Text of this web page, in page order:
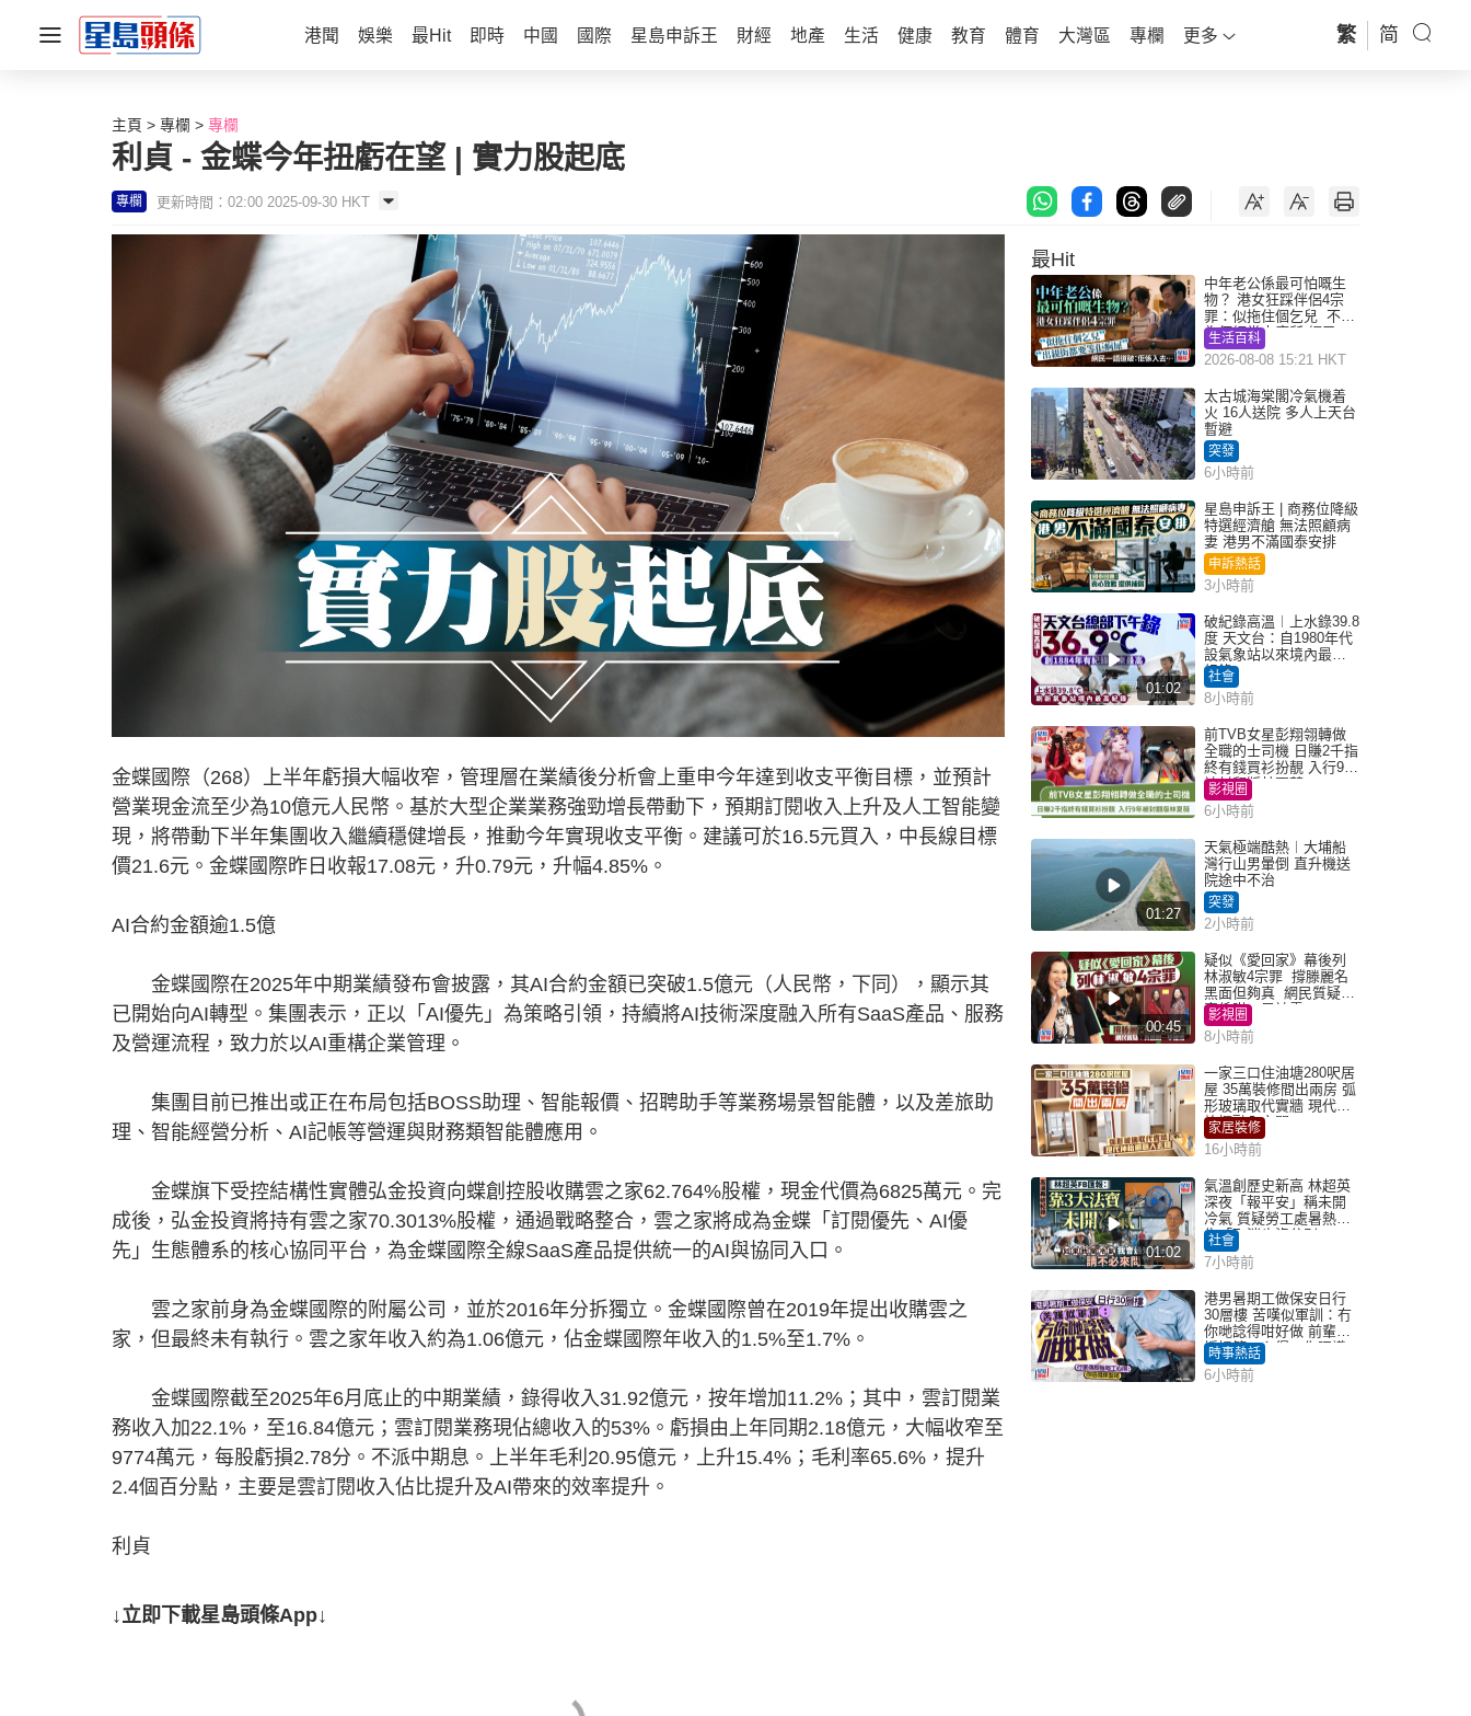
港聞 娛樂 最Hit 即時 中國 國際 星島申訴王 財經 地產 生活 健康 教育 體育 大灣區 專欄 更多 繁 简
主頁 專欄 專欄
利貞 - 金蝶今年扭虧在望 | 實力股起底
專欄 更新時間：02:00 2025-09-30 HKT
金蝶國際（268）上半年虧損大幅收窄，管理層在業績後分析會上重申今年達到收支平衡目標，並預計
營業現金流至少為10億元人民幣。基於大型企業業務強勁增長帶動下，預期訂閱收入上升及人工智能變
現，將帶動下半年集團收入繼續穩健增長，推動今年實現收支平衡。建議可於16.5元買入，中長線目標
價21.6元。金蝶國際昨日收報17.08元，升0.79元，升幅4.85%。
AI合約金額逾1.5億
金蝶國際在2025年中期業績發布會披露，其AI合約金額已突破1.5億元（人民幣，下同），顯示其
已開始向AI轉型。集團表示，正以「AI優先」為策略引領，持續將AI技術深度融入所有SaaS產品、服務
及營運流程，致力於以AI重構企業管理。
集團目前已推出或正在布局包括BOSS助理、智能報價、招聘助手等業務場景智能體，以及差旅助
理、智能經營分析、AI記帳等營運與財務類智能體應用。
金蝶旗下受控結構性實體弘金投資向蝶創控股收購雲之家62.764%股權，現金代價為6825萬元。完
成後，弘金投資將持有雲之家70.3013%股權，通過戰略整合，雲之家將成為金蝶「訂閱優先、AI優
先」生態體系的核心協同平台，為金蝶國際全線SaaS產品提供統一的AI與協同入口。
雲之家前身為金蝶國際的附屬公司，並於2016年分拆獨立。金蝶國際曾在2019年提出收購雲之
家，但最終未有執行。雲之家年收入約為1.06億元，佔金蝶國際年收入的1.5%至1.7%。
金蝶國際截至2025年6月底止的中期業績，錄得收入31.92億元，按年增加11.2%；其中，雲訂閱業
務收入加22.1%，至16.84億元；雲訂閱業務現佔總收入的53%。虧損由上年同期2.18億元，大幅收窄至
9774萬元，每股虧損2.78分。不派中期息。上半年毛利20.95億元，上升15.4%；毛利率65.6%，提升
2.4個百分點，主要是雲訂閱收入佔比提升及AI帶來的效率提升。
利貞
↓立即下載星島頭條App↓
最Hit
中年老公係最可怕嘅生
物？ 港女狂踩伴侶4宗
罪：似拖住個乞兒 不解
為何經常去廁所 網民一
語道破
生活百科
2026-08-08 15:21 HKT
太古城海棠閣冷氣機着
火 16人送院 多人上天台
暫避
突發
6小時前
星島申訴王 | 商務位降級
特選經濟艙 無法照顧病
妻 港男不滿國泰安排
申訴熱話
3小時前
01:02
破紀錄高溫︱上水錄39.8
度 天文台：自1980年代
設氣象站以來境內最高
紀錄
社會
8小時前
前TVB女星彭翔翎轉做
全職的士司機 日賺2千指
終有錢買衫扮靚 入行9年
被封翻版林夏薇
影視圈
6小時前
01:27
天氣極端酷熱︱大埔船
灣行山男暈倒 直升機送
院途中不治
突發
2小時前
00:45
疑似《愛回家》幕後列
林淑敏4宗罪 撐滕麗名
黑面但夠真 網民質疑：
真係咁一早被雪
影視圈
8小時前
一家三口住油塘280呎居
屋 35萬裝修間出兩房 弧
形玻璃取代實牆 現代神
枱櫃融入玄關
家居裝修
16小時前
01:02
氣溫創歷史新高 林超英
深夜「報平安」稱未開
冷氣 質疑勞工處暑熱警
告「取消也沒分別」
社會
7小時前
港男暑期工做保安日行
30層樓 苦嘆似軍訓：冇
你哋諗得咁好做 前輩傳
授搵筍工心得：你唔識
揀盤啫｜Juicy叮
時事熱話
6小時前